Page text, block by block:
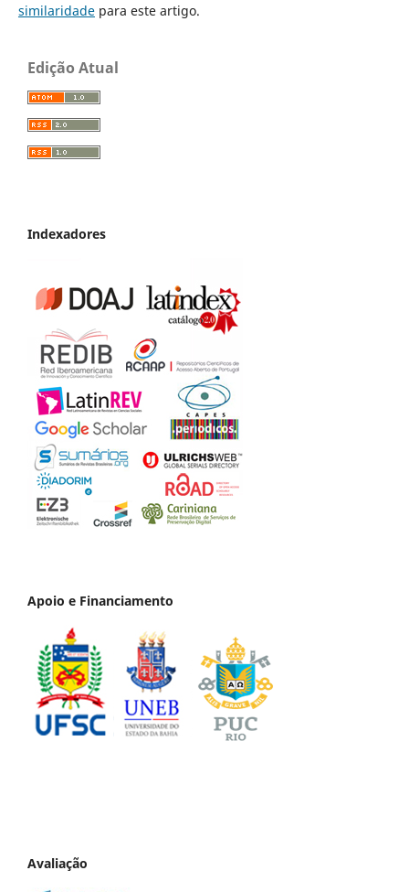
similaridadepara este artigo.
Edição Atual
Indexadores
Apoio e Financiamento
Avaliação